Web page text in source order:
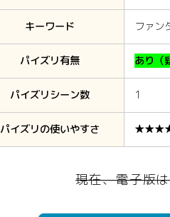
キーワード ファン
パイズリ有無 あり（
パイズリシーン数 1
パイズリの使いやすさ
現在、電子版